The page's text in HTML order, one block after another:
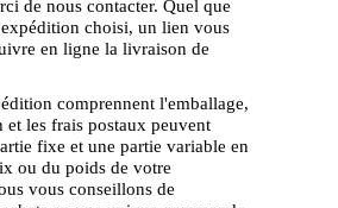
de nous contacter. Quel que
choisi, un lien vous
en ligne la livraison de
comprennent l'emballage,
et les frais postaux peuvent
fixe et une partie variable en
ou du poids de votre
vous conseillons de